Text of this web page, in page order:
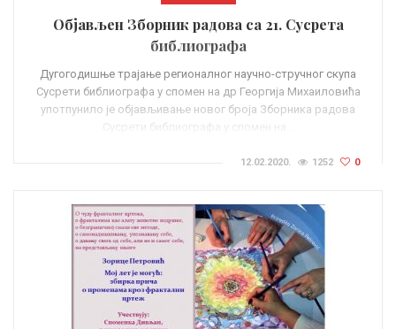
Објављен Зборник радова са 21. Сусрета
библиографа
Дугогодишње трајање регионалног научно-стручног скупа
Сусрети библиографа у спомен на др Георгија Михаиловића
употпунило је објављивање новог броја Зборника радова
Сусрети библиографа у спомен на…
12.02.2020. 1252 0